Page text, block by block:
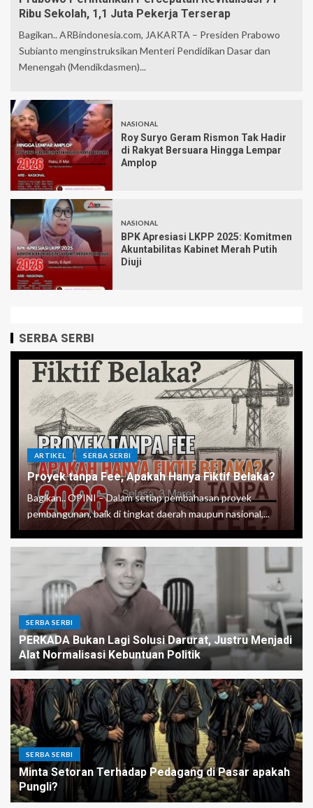
Ribu Sekolah, 1,1 Juta Pekerja Terserap
Bagikan.. ARBindonesia.com, JAKARTA – Presiden Prabowo
Subianto menginstruksikan Menteri Pendidikan Dasar dan
Menengah (Mendikdasmen)...
NASIONAL
Roy Suryo Geram Rismon Tak Hadir
di Rakyat Bersuara Hingga Lempar
Amplop
NASIONAL
BPK Apresiasi LKPP 2025: Komitmen
Akuntabilitas Kabinet Merah Putih
Diuji
SERBA SERBI
ARTIKEL SERBA SERBI
Proyek tanpa Fee, Apakah Hanya Fiktif Belaka?
Bagikan.. OPINI – Dalam setiap pembahasan proyek
pembangunan, baik di tingkat daerah maupun nasional,...
SERBA SERBI
PERKADA Bukan Lagi Solusi Darurat, Justru Menjadi
Alat Normalisasi Kebuntuan Politik
SERBA SERBI
Minta Setoran Terhadap Pedagang di Pasar apakah
Pungli?